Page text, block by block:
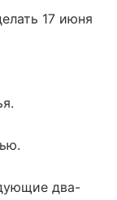
17 июня
два-